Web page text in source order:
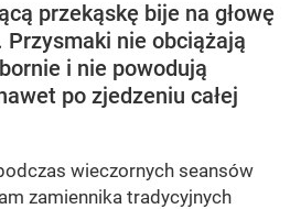
przekąskę bije na głowę
nie obciążają
i nie powodują
po zjedzeniu całej
wieczornych seansów
zamiennika tradycyjnych